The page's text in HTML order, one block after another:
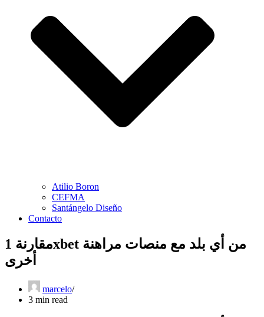
Atilio Boron
CEFMA
Santángelo Diseño
Contacto
مقارنة 1xbet من أي بلد مع منصات مراهنة
أخرى
marcelo
3 min read